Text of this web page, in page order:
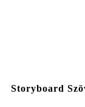
Storyboard